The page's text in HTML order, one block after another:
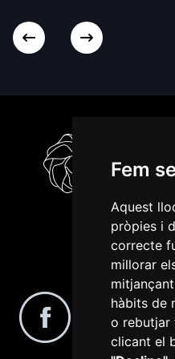
Fem
Aquest
pròpies i
correcte
millorar
hàbits de
o rebutjar
clicant el
Segueix-nos a